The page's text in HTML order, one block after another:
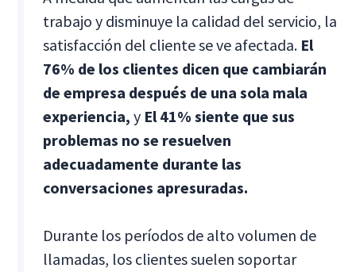
trabajo y disminuye la calidad del servicio, la
satisfacción del cliente se ve afectada. El
76% de los clientes dicen que cambiarán
de empresa después de una sola mala
experiencia, y El 41% siente que sus
problemas no se resuelven
adecuadamente durante las
conversaciones apresuradas.
Durante los períodos de alto volumen de
llamadas, los clientes suelen soportar